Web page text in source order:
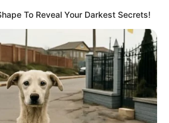
To Reveal Your Darkest Secrets!